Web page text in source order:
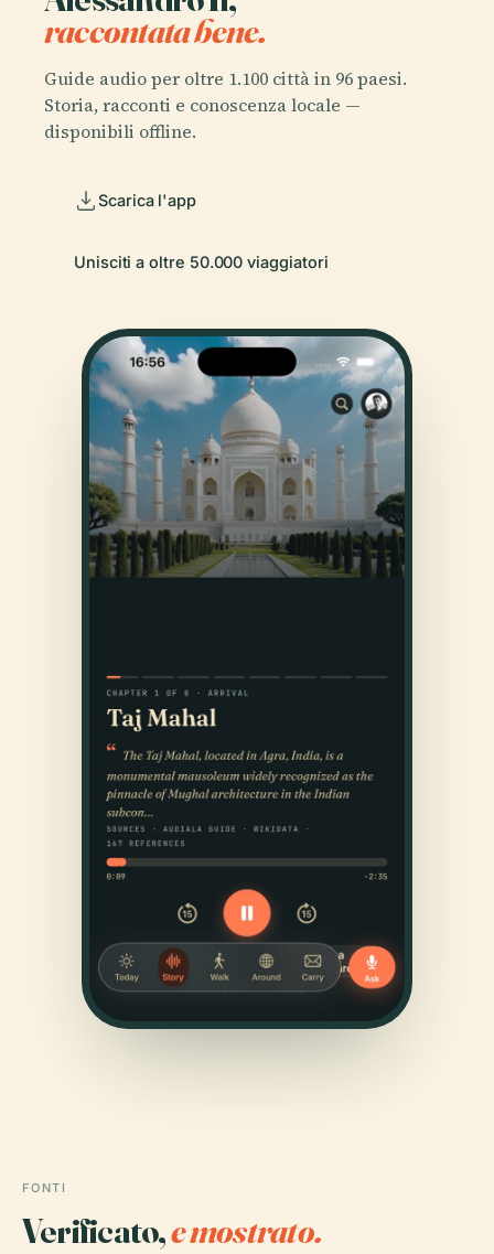
raccontata bene.
Guide audio per oltre 1.100 città in 96 paesi.
Storia, racconti e conoscenza locale —
disponibili offline.
Scarica l'app
Unisciti a oltre 50.000 viaggiatori
FONTI
Verificato,e mostrato.